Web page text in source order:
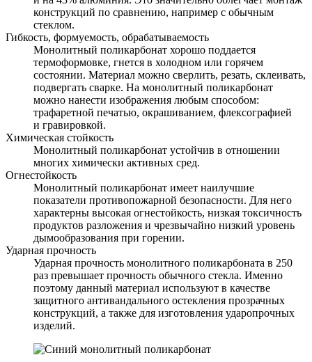
конструкций по сравнению, например с обычным
стеклом.
Гибкость, формуемость, обрабатываемость
Монолитный поликарбонат хорошо поддается
термоформовке, гнется в холодном или горячем
состоянии. Материал можно сверлить, резать, склеивать,
подвергать сварке. На монолитный поликарбонат
можно нанести изображения любым способом:
трафаретной печатью, окрашиванием, флексографией
и гравировкой.
Химическая стойкость
Монолитный поликарбонат устойчив в отношении
многих химически активных сред.
Огнестойкость
Монолитный поликарбонат имеет наилучшие
показатели противопожарной безопасности. Для него
характерны высокая огнестойкость, низкая токсичность
продуктов разложения и чрезвычайно низкий уровень
дымообразования при горении.
Ударная прочность
Ударная прочность монолитного поликарбоната в 250
раз превышает прочность обычного стекла. Именно
поэтому данный материал используют в качестве
защитного антивандального остекления прозрачных
конструкций, а также для изготовления ударопрочных
изделий.